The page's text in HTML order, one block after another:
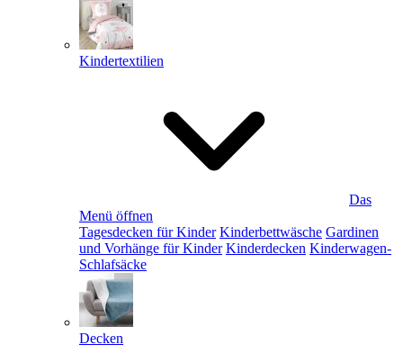
Kindertextilien
Das
Menü öffnen
Tagesdecken für Kinder Kinderbettwäsche Gardinen
und Vorhänge für Kinder Kinderdecken Kinderwagen-
Schlafsäcke
Decken